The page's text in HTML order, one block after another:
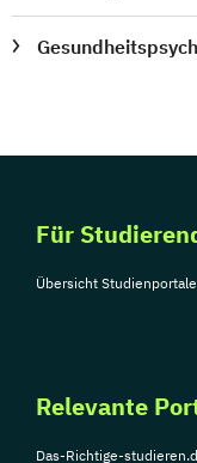
Für
Übersicht Studienportale
Relevante
Das-Richtige-